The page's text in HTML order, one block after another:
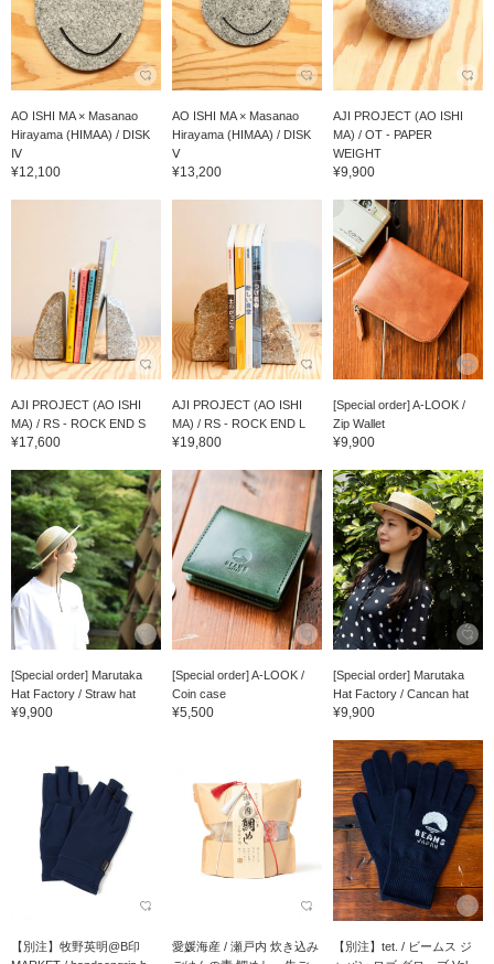
AO ISHI MA × Masanao
Hirayama (HIMAA) / DISK
Ⅳ
¥12,100
AO ISHI MA × Masanao
Hirayama (HIMAA) / DISK
Ⅴ
¥13,200
AJI PROJECT (AO ISHI
MA) / OT - PAPER
WEIGHT
¥9,900
AJI PROJECT (AO ISHI
MA) / RS - ROCK END S
¥17,600
AJI PROJECT (AO ISHI
MA) / RS - ROCK END L
¥19,800
[Special order] A-LOOK /
Zip Wallet
¥9,900
[Special order] Marutaka
Hat Factory / Straw hat
¥9,900
[Special order] A-LOOK /
Coin case
¥5,500
[Special order] Marutaka
Hat Factory / Cancan hat
¥9,900
【別注】牧野英明@B印
愛媛海産 / 瀬戸内 炊き込み
【別注】tet. / ビームス ジ